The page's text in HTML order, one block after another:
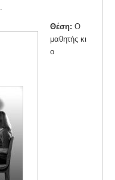
Θέση: Ο
μαθητής κι
ο